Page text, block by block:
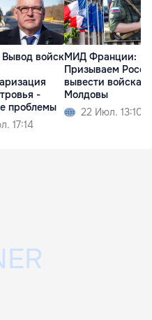
Вывод войск
-
проблемы
17:14
МИД Франции:
Призываем
вывести войска
Молдовы
22 Июл. 13:10